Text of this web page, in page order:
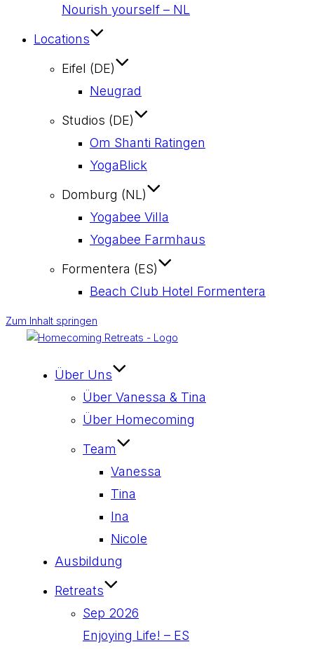
Nourish yourself – NL
Locations
Eifel (DE)
Neugrad
Studios (DE)
Om Shanti Ratingen
YogaBlick
Domburg (NL)
Yogabee Villa
Yogabee Farmhaus
Formentera (ES)
Beach Club Hotel Formentera
Zum Inhalt springen
Über Uns
Über Vanessa & Tina
Über Homecoming
Team
Vanessa
Tina
Ina
Nicole
Ausbildung
Retreats
Sep 2026
Enjoying Life! – ES